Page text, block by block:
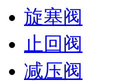
旋塞阀
止回阀
减压阀